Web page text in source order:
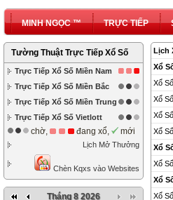
MINH NGỌC ™ TRỰC TIẾP
Tường Thuật Trực Tiếp Xổ Số
Trực Tiếp Xổ Số Miền Nam
Trực Tiếp Xổ Số Miền Bắc
Trực Tiếp Xổ Số Miền Trung
Trực Tiếp Xổ Số Vietlott
chờ, đang xổ, mới
Lịch Mở Thưởng
Chèn Kqxs vào Websites
Tháng 8 2026
Lịch
Xổ
Xổ
Xổ
Xổ
Xổ
Xổ
Xổ
Xổ
Xổ